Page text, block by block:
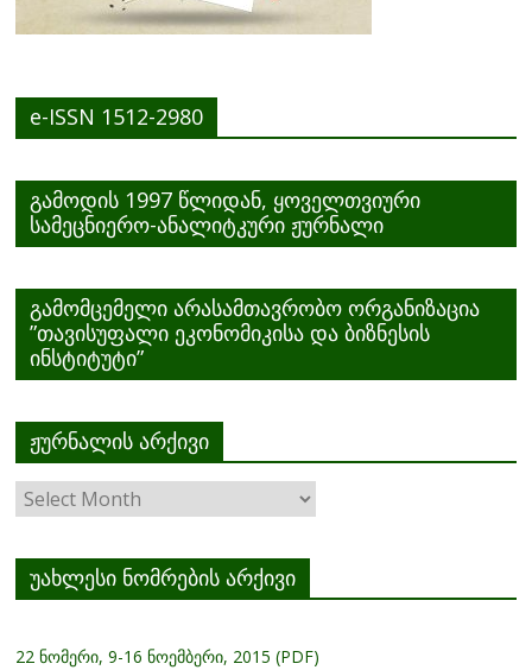
e-ISSN 1512-2980
გამოდის 1997 წლიდან, ყოველთვიური
სამეცნიერო-ანალიტკური ჟურნალი
გამომცემელი არასამთავრობო ორგანიზაცია
”თავისუფალი ეკონომიკისა და ბიზნესის
ინსტიტუტი”
ჟურნალის არქივი
ჟურნალის
არქივი
უახლესი ნომრების არქივი
22 ნომერი, 9-16 ნოემბერი, 2015 (PDF)